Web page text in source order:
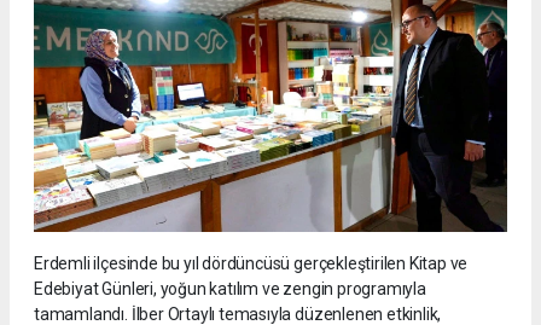
Erdemli ilçesinde bu yıl dördüncüsü gerçekleştirilen Kitap ve
Edebiyat Günleri, yoğun katılım ve zengin programıyla
tamamlandı. İlber Ortaylı temasıyla düzenlenen etkinlik,